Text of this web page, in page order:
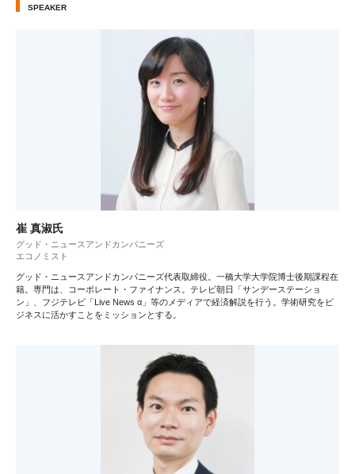
SPEAKER
崔 真淑氏
グッド・ニュースアンドカンパニーズ
エコノミスト
グッド・ニュースアンドカンパニーズ代表取締役。一橋大学大学院博士後期課程在
籍。専門は、コーポレート・ファイナンス。テレビ朝日「サンデーステーショ
ン」、フジテレビ「Live News α」等のメディアで経済解説を行う。学術研究をビ
ジネスに活かすことをミッションとする。